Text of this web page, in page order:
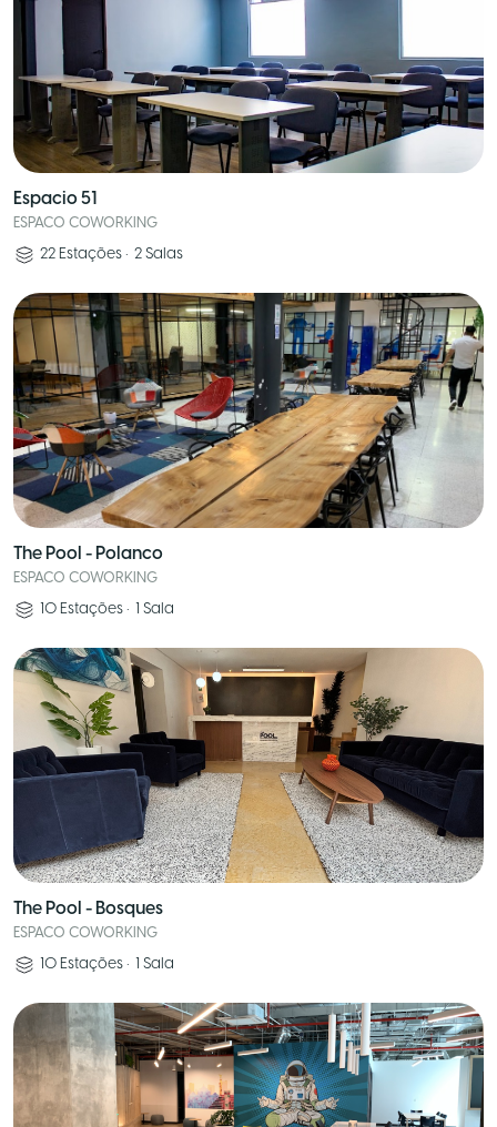
Espacio 51
ESPACO COWORKING
22 Estações • 2 Salas
The Pool - Polanco
ESPACO COWORKING
10 Estações • 1 Sala
The Pool - Bosques
ESPACO COWORKING
10 Estações • 1 Sala